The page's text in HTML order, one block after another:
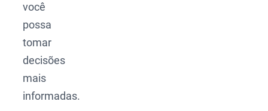
você
possa
tomar
decisões
mais
informadas.